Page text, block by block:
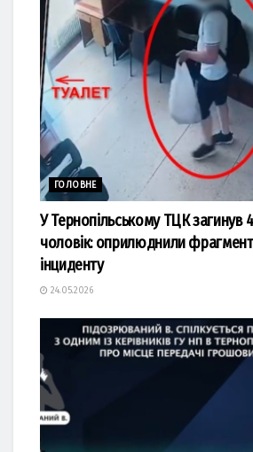
ГОЛОВНЕ
У Тернопільському ТЦК загинув
чоловік: оприлюднили
інциденту
24.05.2026